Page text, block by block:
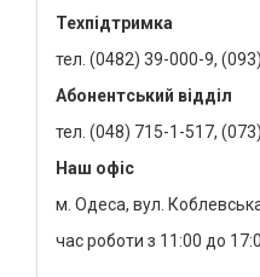
Техпідтримка
тел. (0482) 39-000-9,
Абонентський відділ
тел. (048) 715-1-517,
Наш офіс
м. Одеса, вул.
час роботи з 11:00 до